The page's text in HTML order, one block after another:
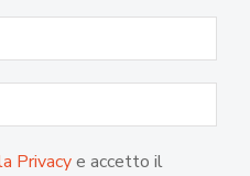
Privacye accetto il